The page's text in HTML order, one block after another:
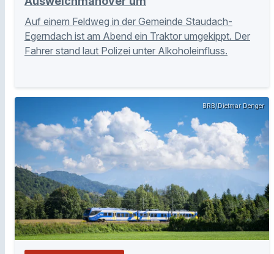
Auf einem Feldweg in der Gemeinde Staudach-
Egerndach ist am Abend ein Traktor umgekippt. Der
Fahrer stand laut Polizei unter Alkoholeinfluss.
BRB/Dietmar Denger